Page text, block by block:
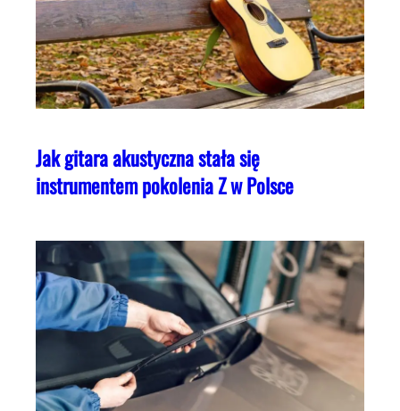
Jak gitara akustyczna stała się
instrumentem pokolenia Z w Polsce